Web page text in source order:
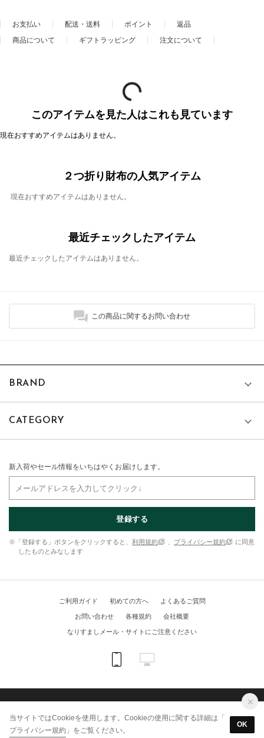
お支払い 配送・送料 ポイント
返品
商品について
ギフトラッピング 注文について
このアイテムを見た人はこれも見ています
現在おすすめアイテムはありません。
２つ折り財布の人気アイテム
現在おすすめアイテムはありません。
最近チェックしたアイテム
最近チェックしたアイテムはありません。
この商品に関するお問い合わせ
BRAND
CATEGORY
新入荷やセール情報をいちはやくお届けします。
登録する
※「登録する」ボタンをクリックすると、 利用規約 プライバシー規約
に同意
したものとみなします
ご利用ガイド 初めての方へ よくあるご質問
お問い合わせ 各種規約 会社概要
なりすましメール・サイトにご注意ください
当サイトではCookieを使用します。Cookieの使用に関する詳細は「
プライバシー規約 」をご覧ください。
OK